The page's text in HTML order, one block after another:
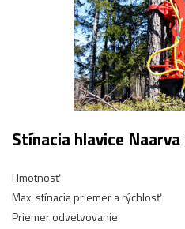
Stínacia hlavice Naarva
Hmotnosť
Max. stínacia priemer a rýchlosť
Priemer odvetvovanie